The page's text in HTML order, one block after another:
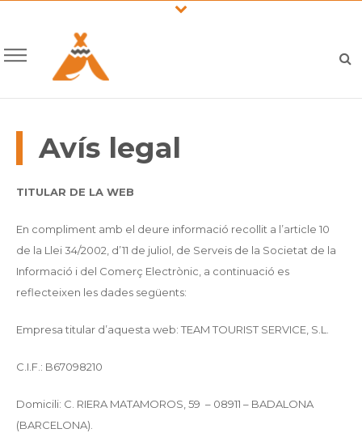
Avís legal
TITULAR DE LA WEB
En compliment amb el deure informació recollit a l’article 10
de la Llei 34/2002, d’11 de juliol, de Serveis de la Societat de la
Informació i del Comerç Electrònic, a continuació es
reflecteixen les dades següents:
Empresa titular d’aquesta web: TEAM TOURIST SERVICE, S.L.
C.I.F.: B67098210
Domicili: C. RIERA MATAMOROS, 59 – 08911 – BADALONA
(BARCELONA).